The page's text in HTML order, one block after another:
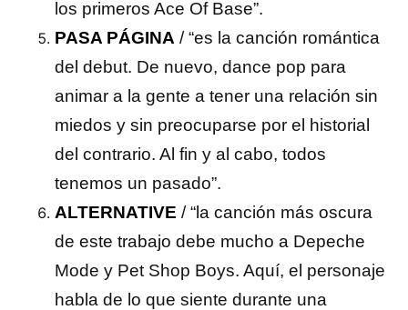
los primeros Ace Of Base”.
PASA PÁGINA / “es la canción romántica
del debut. De nuevo, dance pop para
animar a la gente a tener una relación sin
miedos y sin preocuparse por el historial
del contrario. Al fin y al cabo, todos
tenemos un pasado”.
ALTERNATIVE / “la canción más oscura
de este trabajo debe mucho a Depeche
Mode y Pet Shop Boys. Aquí, el personaje
habla de lo que siente durante una